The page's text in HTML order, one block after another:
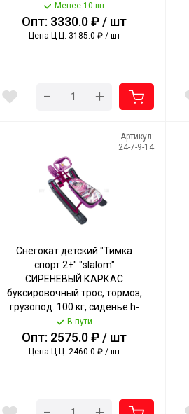
290 мм арт. ТС2/Ф22 NIKA [1]
Менее 10 шт
Опт: 3330.0 ₽ / шт
Цена Ц-Ц: 3185.0 ₽ / шт
- +
Артикул:
24-7-9-14
Снегокат детский "Тимка
спорт 2+" "slalom"
СИРЕНЕВЫЙ КАРКАС
буксировочный трос, тормоз,
грузопод. 100 кг, сиденье h-
290 мм арт. ТС2+/SL NIKA [1]
В пути
Опт: 2575.0 ₽ / шт
Цена Ц-Ц: 2460.0 ₽ / шт